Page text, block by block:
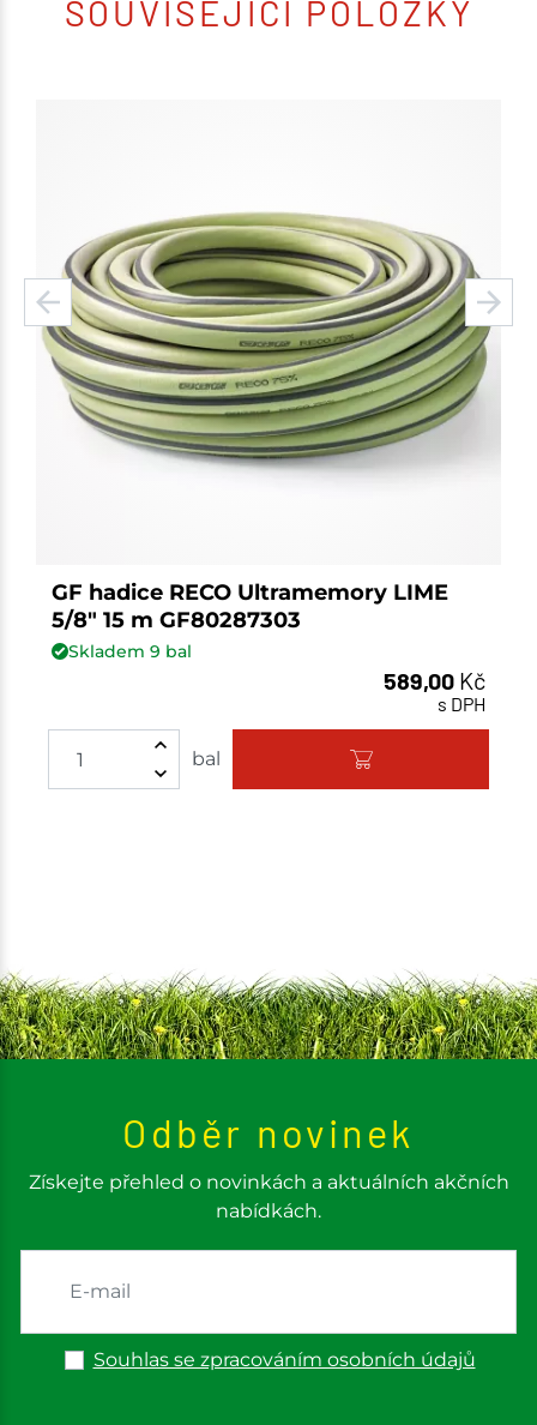
SOUVISEJÍCÍ POLOŽKY
GF hadice RECO Ultramemory LIME
5/8" 15 m GF80287303
Skladem 9 bal
589,00 Kč
s DPH
bal
Odběr novinek
Získejte přehled o novinkách a aktuálních akčních
nabídkách.
Souhlas se zpracováním osobních údajů